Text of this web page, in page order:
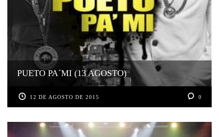
PUETO PA´MI (13 AGOSTO)
12 DE AGOSTO DE 2015 0